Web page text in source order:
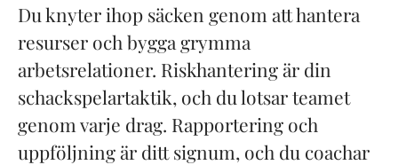
Du knyter ihop säcken genom att hantera
resurser och bygga grymma
arbetsrelationer. Riskhantering är din
schackspelartaktik, och du lotsar teamet
genom varje drag. Rapportering och
uppföljning är ditt signum, och du coachar